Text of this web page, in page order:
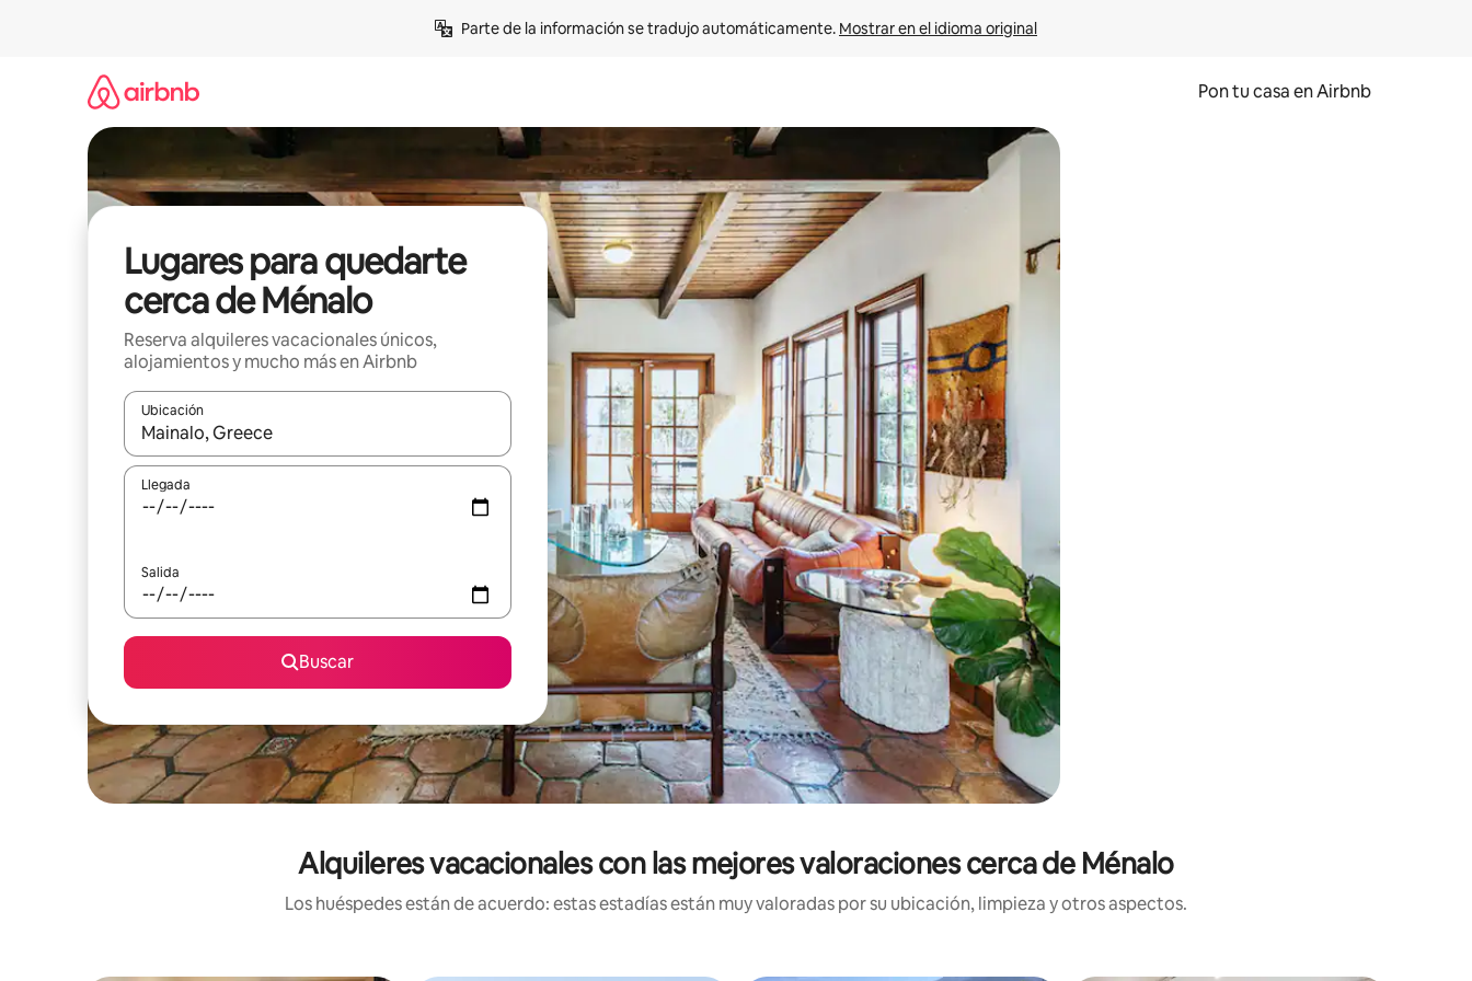
Parte de la información se tradujo automáticamente. Mostrar en el idioma original
Pon tu casa en Airbnb
Lugares para quedarte
cerca de Ménalo
Reserva alquileres vacacionales únicos,
alojamientos y mucho más en Airbnb
Ubicación
Cuando los resultados estén disponibles, navega con las teclas de flecha hacia arriba y hacia abajo o explora con el tacto o desliza el dedo.
Llegada
Salida
Buscar
Alquileres vacacionales con las mejores valoraciones cerca de Ménalo
Los huéspedes están de acuerdo: estas estadías están muy valoradas por su ubicación, limpieza y otros aspectos.